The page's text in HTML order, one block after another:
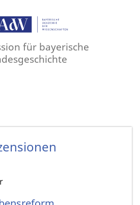
für bayerische